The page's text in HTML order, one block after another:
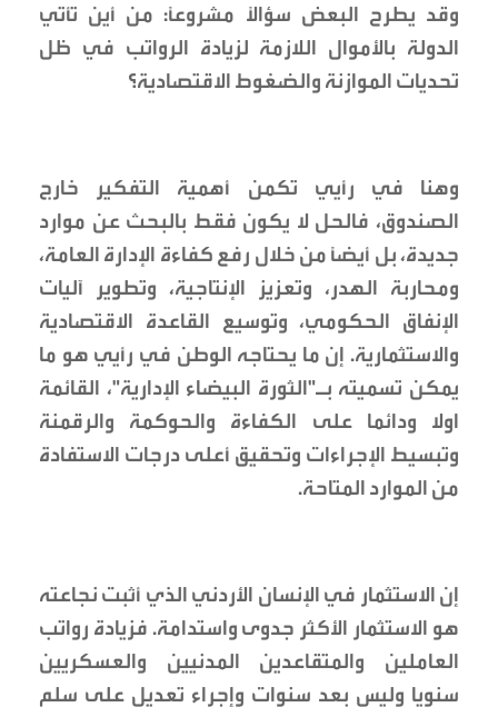
وقد يطرح البعض سؤالًا مشروعًا: من أين تأتي
الدولة بالأموال اللازمة لزيادة الرواتب في ظل
تحديات الموازنة والضغوط الاقتصادية؟
وهنا في رأيي تكمن أهمية التفكير خارج
الصندوق، فالحل لا يكون فقط بالبحث عن موارد
جديدة، بل أيضًا من خلال رفع كفاءة الإدارة العامة،
ومحاربة الهدر، وتعزيز الإنتاجية، وتطوير آليات
الإنفاق الحكومي، وتوسيع القاعدة الاقتصادية
والاستثمارية. إن ما يحتاجه الوطن في رأيي هو ما
يمكن تسميته بـ"الثورة البيضاء الإدارية"، القائمة
اولا ودائما على الكفاءة والحوكمة والرقمنة
وتبسيط الإجراءات وتحقيق أعلى درجات الاستفادة
من الموارد المتاحة.
إن الاستثمار في الإنسان الأردني الذي أثبت نجاعته
هو الاستثمار الأكثر جدوى واستدامة. فزيادة رواتب
العاملين والمتقاعدين المدنيين والعسكريين
سنويا وليس بعد سنوات وإجراء تعديل على سلم